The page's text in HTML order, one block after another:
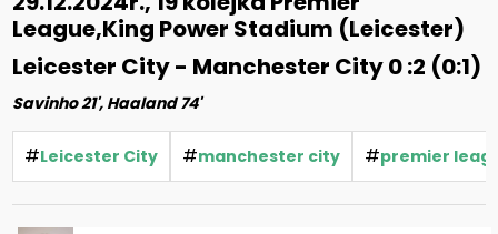
League,King Power Stadium (Leicester)
Leicester City - Manchester City 0 :2 (0:1)
Savinho 21', Haaland 74'
#Leicester City #manchester city #premier